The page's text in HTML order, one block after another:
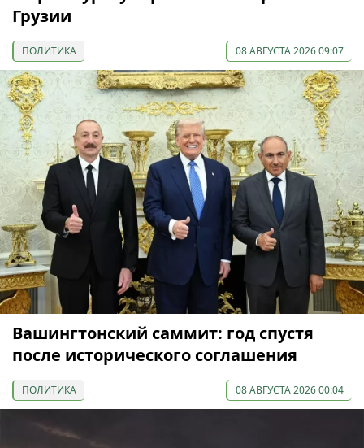
Грузии
ПОЛИТИКА 08 АВГУСТА 2026 09:07
Вашингтонский саммит: год спустя
после исторического соглашения
ПОЛИТИКА 08 АВГУСТА 2026 00:04